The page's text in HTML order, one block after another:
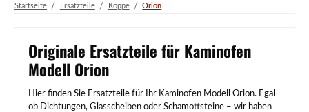
Startseite / Ersatzteile / Koppe / Orion
Originale Ersatzteile für Kaminofen
Modell Orion
Hier finden Sie Ersatzteile für Ihr Kaminofen Modell Orion. Egal
ob Dichtungen, Glasscheiben oder Schamottsteine – wir haben